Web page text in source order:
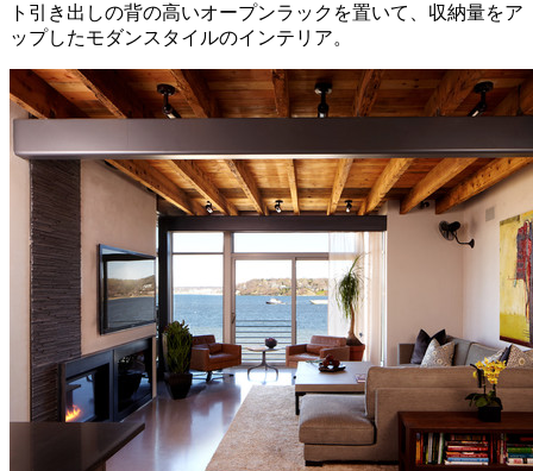
ト引き出しの背の高いオープンラックを置いて、収納量をア
ップしたモダンスタイルのインテリア。